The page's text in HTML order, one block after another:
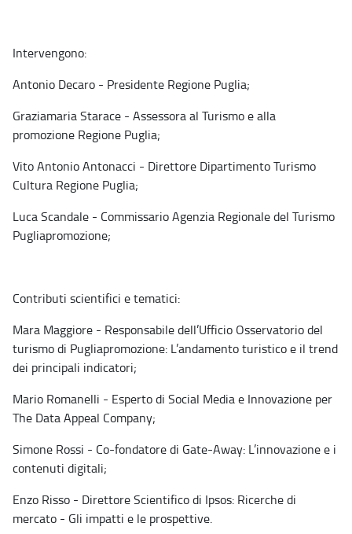
Intervengono:
Antonio Decaro - Presidente Regione Puglia;
Graziamaria Starace - Assessora al Turismo e alla
promozione Regione Puglia;
Vito Antonio Antonacci - Direttore Dipartimento Turismo
Cultura Regione Puglia;
Luca Scandale - Commissario Agenzia Regionale del Turismo
Pugliapromozione;
Contributi scientifici e tematici:
Mara Maggiore - Responsabile dell’Ufficio Osservatorio del
turismo di Pugliapromozione: L’andamento turistico e il trend
dei principali indicatori;
Mario Romanelli - Esperto di Social Media e Innovazione per
The Data Appeal Company;
Simone Rossi - Co-fondatore di Gate-Away: L’innovazione e i
contenuti digitali;
Enzo Risso - Direttore Scientifico di Ipsos: Ricerche di
mercato - Gli impatti e le prospettive.